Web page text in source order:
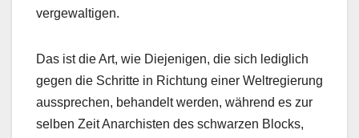
vergewaltigen.
Das ist die Art, wie Diejenigen, die sich lediglich
gegen die Schritte in Richtung einer Weltregierung
aussprechen, behandelt werden, während es zur
selben Zeit Anarchisten des schwarzen Blocks,